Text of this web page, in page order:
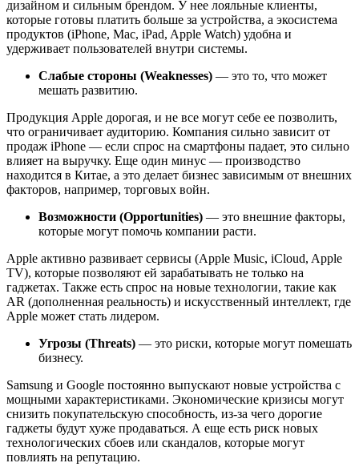
дизайном и сильным брендом. У нее лояльные клиенты,
которые готовы платить больше за устройства, а экосистема
продуктов (iPhone, Mac, iPad, Apple Watch) удобна и
удерживает пользователей внутри системы.
Слабые стороны (Weaknesses) — это то, что может
мешать развитию.
Продукция Apple дорогая, и не все могут себе ее позволить,
что ограничивает аудиторию. Компания сильно зависит от
продаж iPhone — если спрос на смартфоны падает, это сильно
влияет на выручку. Еще один минус — производство
находится в Китае, а это делает бизнес зависимым от внешних
факторов, например, торговых войн.
Возможности (Opportunities) — это внешние факторы,
которые могут помочь компании расти.
Apple активно развивает сервисы (Apple Music, iCloud, Apple
TV), которые позволяют ей зарабатывать не только на
гаджетах. Также есть спрос на новые технологии, такие как
AR (дополненная реальность) и искусственный интеллект, где
Apple может стать лидером.
Угрозы (Threats) — это риски, которые могут помешать
бизнесу.
Samsung и Google постоянно выпускают новые устройства с
мощными характеристиками. Экономические кризисы могут
снизить покупательскую способность, из-за чего дорогие
гаджеты будут хуже продаваться. А еще есть риск новых
технологических сбоев или скандалов, которые могут
повлиять на репутацию.